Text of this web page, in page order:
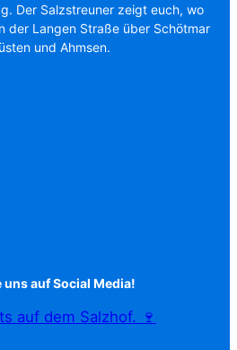
Der Salzstreuner zeigt euch, wo
der Langen Straße über Schötmar
und Ahmsen.
auf Social Media!
auf dem Salzhof. 🍷